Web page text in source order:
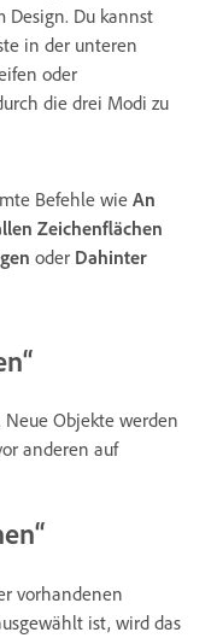
Design. Du kannst
in der unteren
oder
die drei Modi zu
Befehle wie An
Zeichenflächen
oder Dahinter
Neue Objekte werden
anderen auf
vorhandenen
ist, wird das